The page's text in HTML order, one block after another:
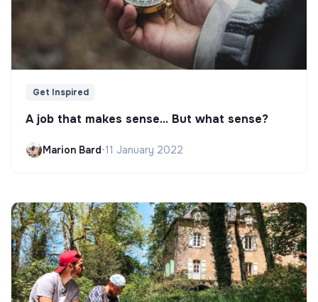
Get Inspired
A job that makes sense... But what sense?
Marion Bard•11 January 2022